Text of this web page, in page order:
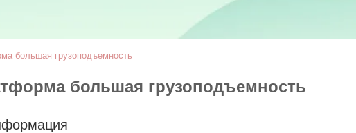
большая грузоподъемность
большая грузоподъемность